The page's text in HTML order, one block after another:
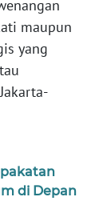
maupun
yang
di Depan